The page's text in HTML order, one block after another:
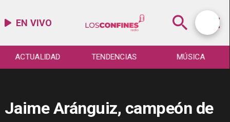
EN VIVO
ACTUALIDAD TENDENCIAS MÚSICA
Jaime Aránguiz, campeón de